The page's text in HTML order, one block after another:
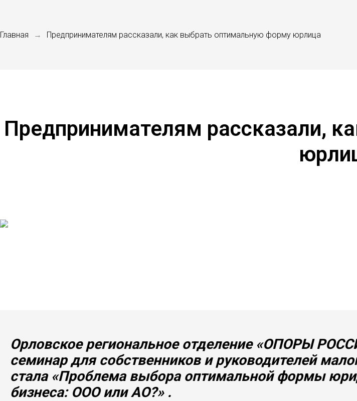
Главная → Предпринимателям рассказали, как выбрать оптимальную форму юрлица
Предпринимателям рассказали,
Орловское региональное отделение «ОПОРЫ
семинар для собственников и руководителей
стала «Проблема выбора оптимальной формы
бизнеса: ООО или АО?».